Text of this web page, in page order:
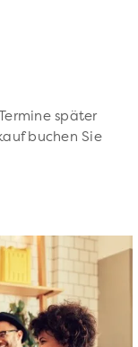
später
buchen Sie